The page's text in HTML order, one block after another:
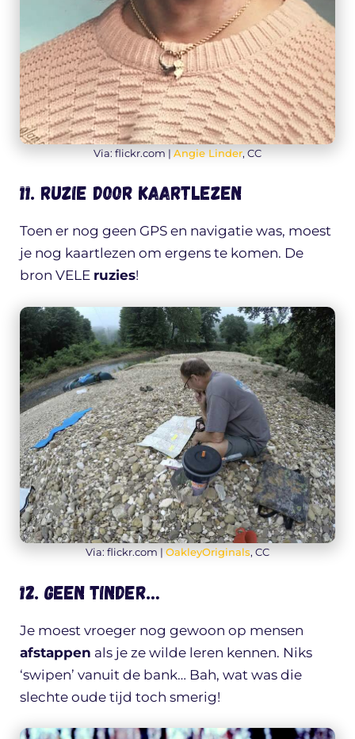
Via: flickr.com | Angie Linder, CC
11. Ruzie door kaartlezen
Toen er nog geen GPS en navigatie was, moest
je nog kaartlezen om ergens te komen. De
bron VELE ruzies!
Via: flickr.com | OakleyOriginals, CC
12. Geen Tinder…
Je moest vroeger nog gewoon op mensen
afstappen als je ze wilde leren kennen. Niks
‘swipen’ vanuit de bank… Bah, wat was die
slechte oude tijd toch smerig!